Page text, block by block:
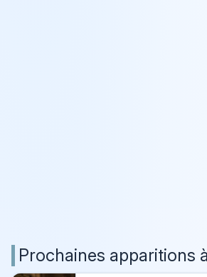
Prochaines apparitions